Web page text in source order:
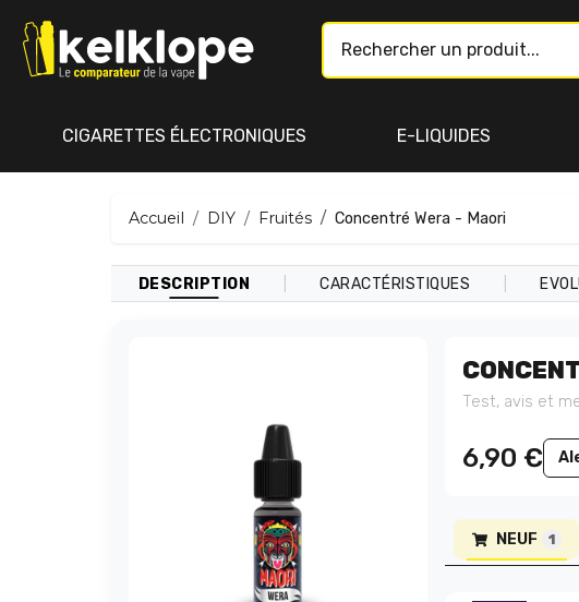
CIGARETTES ÉLECTRONIQUES E-LIQUIDES
Accueil DIY Fruités Concentré Wera - Maori
DESCRIPTION CARACTÉRISTIQUES
Test, avis et
6,90 €
NEUF 1